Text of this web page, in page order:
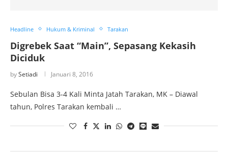
Headline Hukum & Kriminal Tarakan
Digrebek Saat “Main”, Sepasang Kekasih
Diciduk
bySetiadi Januari 8, 2016
Sebulan Bisa 3-4 Kali Minta Jatah Tarakan, MK – Diawal
tahun, Polres Tarakan kembali …